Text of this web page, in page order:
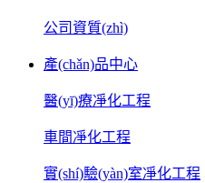
公司資質(zhì)
產(chǎn)品中心
醫(yī)療凈化工程
車間凈化工程
實(shí)驗(yàn)室凈化工程